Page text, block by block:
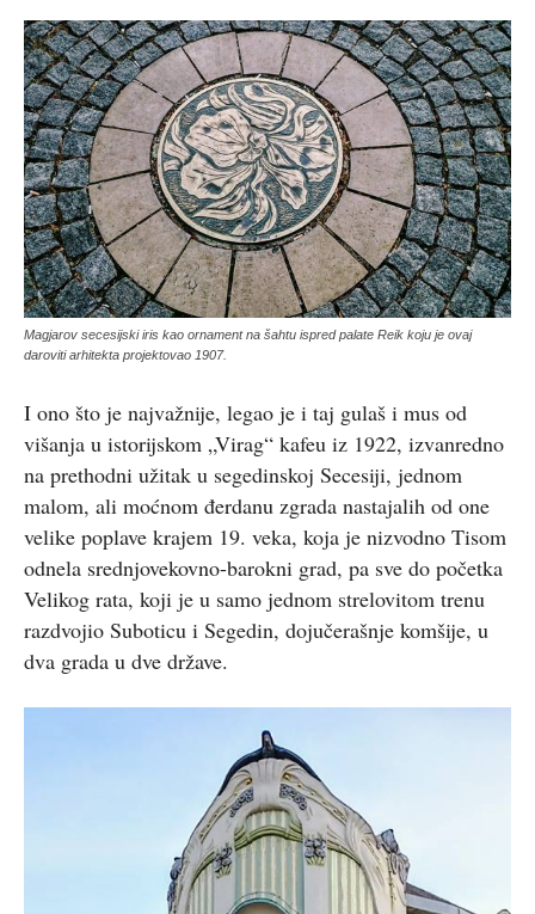
Magjarov secesijski iris kao ornament na šahtu ispred palate Reik koju je ovaj
daroviti arhitekta projektovao 1907.
I ono što je najvažnije, legao je i taj gulaš i mus od
višanja u istorijskom „Virag“ kafeu iz 1922, izvanredno
na prethodni užitak u segedinskoj Secesiji, jednom
malom, ali moćnom đerdanu zgrada nastajalih od one
velike poplave krajem 19. veka, koja je nizvodno Tisom
odnela srednjovekovno-barokni grad, pa sve do početka
Velikog rata, koji je u samo jednom strelovitom trenu
razdvojio Suboticu i Segedin, dojučerašnje komšije, u
dva grada u dve države.